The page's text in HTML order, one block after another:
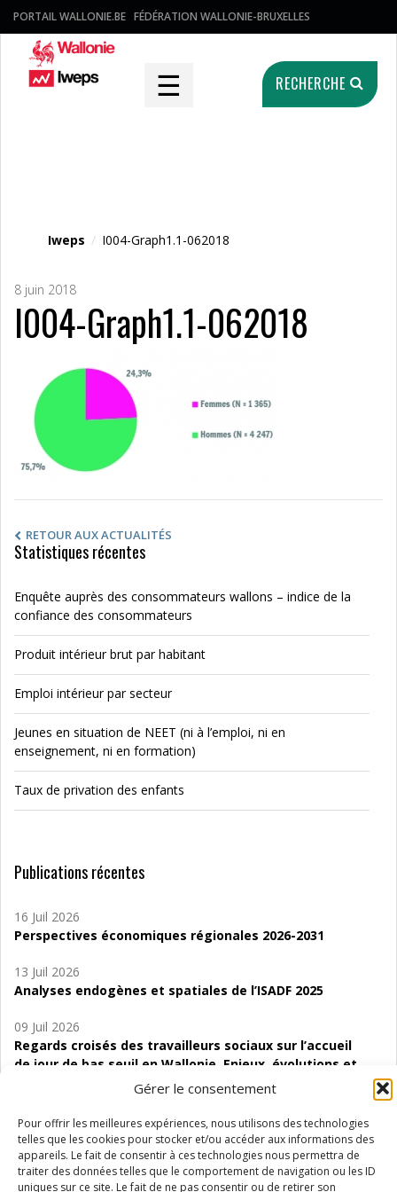
Gérer le consentement
Pour offrir les meilleures expériences, nous utilisons des technologies
telles que les cookies pour stocker et/ou accéder aux informations des
appareils. Le fait de consentir à ces technologies nous permettra de
traiter des données telles que le comportement de navigation ou les ID
uniques sur ce site. Le fait de ne pas consentir ou de retirer son
PORTAIL WALLONIE.BE FÉDÉRATION WALLONIE-BRUXELLES
☰ RECHERCHE
Iweps / I004-Graph1.1-062018
8 juin 2018
I004-Graph1.1-062018
RETOUR AUX ACTUALITÉS
Statistiques récentes
Enquête auprès des consommateurs wallons – indice de la
confiance des consommateurs
Produit intérieur brut par habitant
Emploi intérieur par secteur
Jeunes en situation de NEET (ni à l’emploi, ni en
enseignement, ni en formation)
Taux de privation des enfants
Publications récentes
16 Juil 2026
Perspectives économiques régionales 2026-2031
13 Juil 2026
Analyses endogènes et spatiales de l’ISADF 2025
09 Juil 2026
Regards croisés des travailleurs sociaux sur l’accueil
de jour de bas seuil en Wallonie. Enjeux, évolutions et
06 Juil 2026
Étude d’évaluabilité des Structures
d’accompagnement à l’autocréation d’emploi (SAACE)